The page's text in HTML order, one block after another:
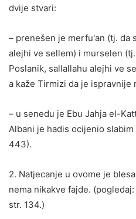
dvije stvari:
– prenešen je merfu'an (tj. da
alejhi ve sellem) i murselen
Poslanik, sallallahu alejhi ve
a kaže Tirmizi da je ispravnije
– u senedu je Ebu Jahja el-
Albani je hadis ocijenio slabim
443).
2. Natjecanje u ovome je
nema nikakve fajde.
str. 134.)